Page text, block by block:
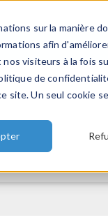
sur la manière
afin
visiteurs à la fois
de
site. Un seul cookie